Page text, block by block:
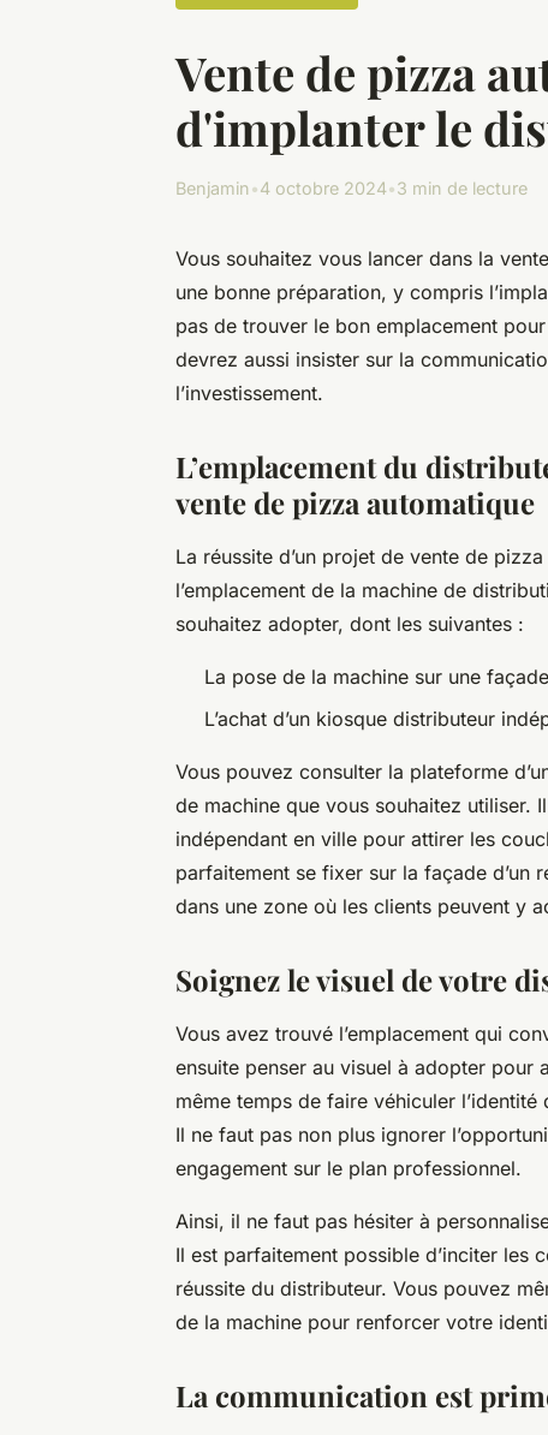
Vente de pizza
d'implanter le
Benjamin•4 octobre 2024•3 min de lecture
Vous souhaitez vous lancer dans la
une bonne préparation, y compris
pas de trouver le bon emplacement
devrez aussi insister sur la
l’investissement.
L’emplacement du
vente de pizza automatique
La réussite d’un projet de vente de
l’emplacement de la machine de
souhaitez adopter, dont les suivantes :
La pose de la machine sur une
L’achat d’un kiosque distributeur
Vous pouvez consulter la plateforme
de machine que vous souhaitez utiliser.
indépendant en ville pour attirer les
parfaitement se fixer sur la façade d’un
dans une zone où les clients peuvent y
Soignez le visuel de votre
Vous avez trouvé l’emplacement qui
ensuite penser au visuel à adopter pour
même temps de faire véhiculer
Il ne faut pas non plus ignorer
engagement sur le plan professionnel.
Ainsi, il ne faut pas hésiter à
Il est parfaitement possible d’inciter les
réussite du distributeur. Vous pouvez
de la machine pour renforcer votre
La communication est